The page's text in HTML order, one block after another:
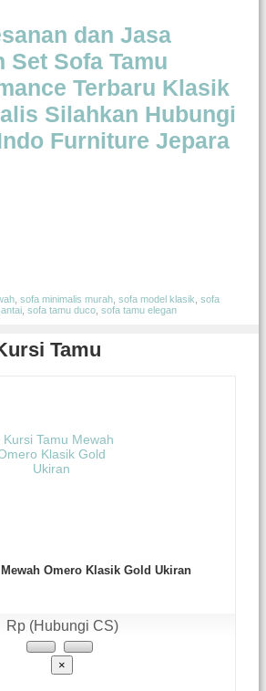
dan Jasa
Set Sofa Tamu
Terbaru Klasik
Silahkan Hubungi
Furniture Jepara
sofa minimalis murah sofa model klasik sofa
sofa tamu duco sofa tamu elegan
Tamu
Omero Klasik Gold Ukiran
Rp (Hubungi CS)
×